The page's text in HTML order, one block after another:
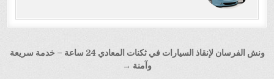
تصفّح
ونش الفرسان لإنقاذ السيارات في ثكنات المعادي 24 ساعة – خدمة سريعة
وآمنة →